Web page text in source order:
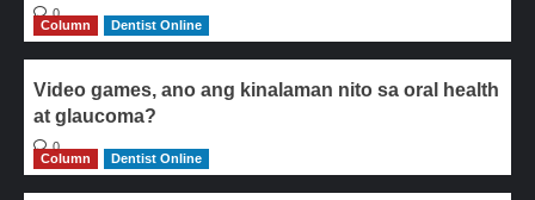
0
Column
Dentist Online
Video games, ano ang kinalaman nito sa oral health
at glaucoma?
0
Column
Dentist Online